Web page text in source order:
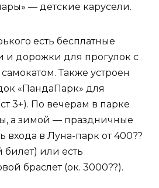
— детские карусели.
есть бесплатные
и дорожки для прогулок с
Также устроен
«ПандаПарк» для
3+). По вечерам в парке
а зимой — праздничные
входа в Луна-парк от 400??
или есть
браслет (ок. 3000??).